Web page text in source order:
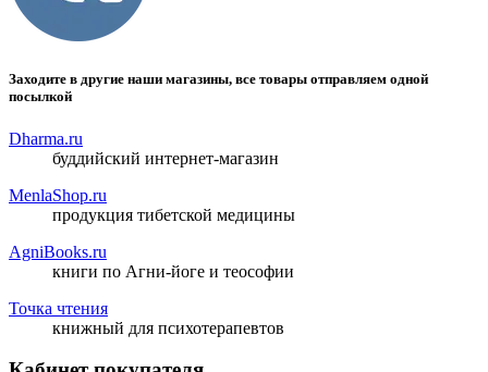
Заходите в другие наши магазины, все товары отправляем одной
посылкой
Dharma.ru
буддийский интернет-магазин
MenlaShop.ru
продукция тибетской медицины
AgniBooks.ru
книги по Агни-йоге и теософии
Точка чтения
книжный для психотерапевтов